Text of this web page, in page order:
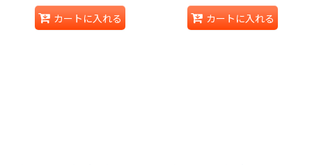
カートに入れる カートに入れる